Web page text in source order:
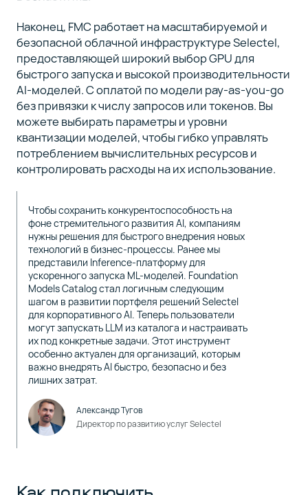
Наконец, FMC работает на масштабируемой и
безопасной облачной инфраструктуре Selectel,
предоставляющей широкий выбор GPU для
быстрого запуска и высокой производительности
AI-моделей. С оплатой по модели pay-as-you-go
без привязки к числу запросов или токенов. Вы
можете выбирать параметры и уровни
квантизации моделей, чтобы гибко управлять
потреблением вычислительных ресурсов и
контролировать расходы на их использование.
Чтобы сохранить конкурентоспособность на
фоне стремительного развития AI, компаниям
нужны решения для быстрого внедрения новых
технологий в бизнес-процессы. Ранее мы
представили Inference-платформу для
ускоренного запуска ML-моделей. Foundation
Models Catalog стал логичным следующим
шагом в развитии портфеля решений Selectel
для корпоративного AI. Теперь пользователи
могут запускать LLM из каталога и настраивать
их под конкретные задачи. Этот инструмент
особенно актуален для организаций, которым
важно внедрять AI быстро, безопасно и без
лишних затрат.
Александр Тугов
Директор по развитию услуг Selectel